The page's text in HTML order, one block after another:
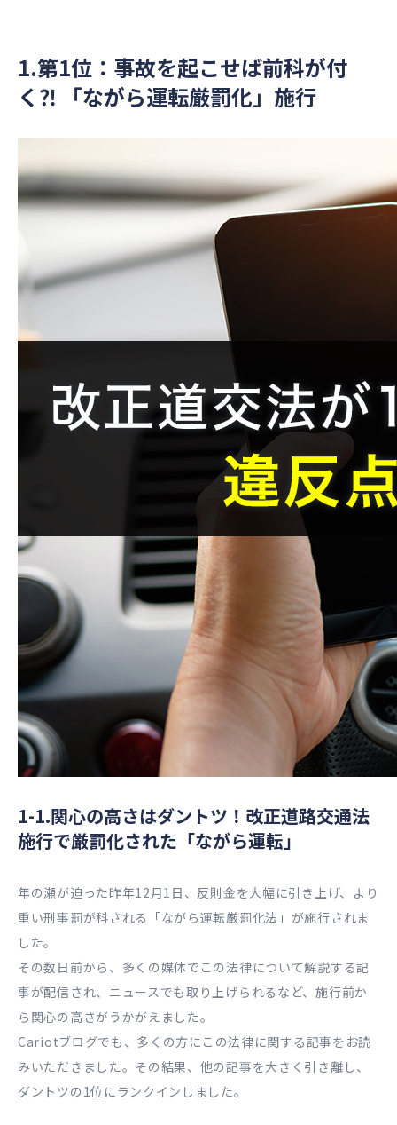
1.第1位：事故を起こせば前科が付
く⁈ 「ながら運転厳罰化」施行
1-1.関心の高さはダントツ！改正道路交通法
施行で厳罰化された「ながら運転」
年の瀬が迫った昨年12月1日、反則金を大幅に引き上げ、より
重い刑事罰が科される「ながら運転厳罰化法」が施行されま
した。
その数日前から、多くの媒体でこの法律について解説する記
事が配信され、ニュースでも取り上げられるなど、施行前か
ら関心の高さがうかがえました。
Cariotブログでも、多くの方にこの法律に関する記事をお読
みいただきました。その結果、他の記事を大きく引き離し、
ダントツの1位にランクインしました。